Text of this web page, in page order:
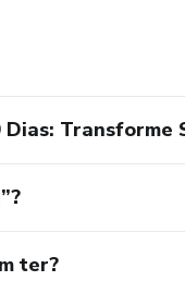
Transforme
ter?